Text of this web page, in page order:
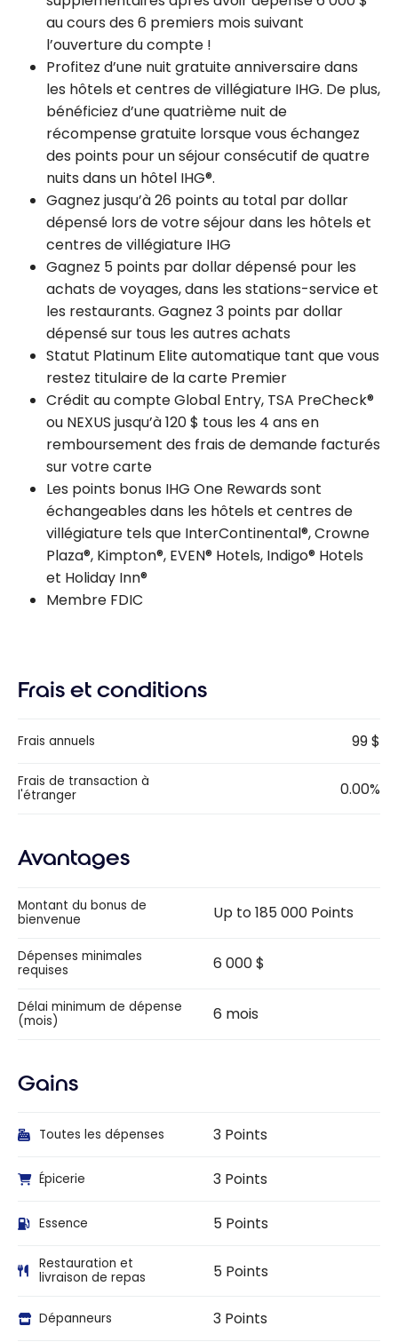
au cours des 6 premiers mois suivant
l’ouverture du compte !
Profitez d’une nuit gratuite anniversaire dans
les hôtels et centres de villégiature IHG. De plus,
bénéficiez d’une quatrième nuit de
récompense gratuite lorsque vous échangez
des points pour un séjour consécutif de quatre
nuits dans un hôtel IHG®.
Gagnez jusqu’à 26 points au total par dollar
dépensé lors de votre séjour dans les hôtels et
centres de villégiature IHG
Gagnez 5 points par dollar dépensé pour les
achats de voyages, dans les stations-service et
les restaurants. Gagnez 3 points par dollar
dépensé sur tous les autres achats
Statut Platinum Elite automatique tant que vous
restez titulaire de la carte Premier
Crédit au compte Global Entry, TSA PreCheck®
ou NEXUS jusqu’à 120 $ tous les 4 ans en
remboursement des frais de demande facturés
sur votre carte
Les points bonus IHG One Rewards sont
échangeables dans les hôtels et centres de
villégiature tels que InterContinental®, Crowne
Plaza®, Kimpton®, EVEN® Hotels, Indigo® Hotels
et Holiday Inn®
Membre FDIC
Frais et conditions
Frais annuels 99 $
Frais de transaction à
l'étranger
0.00%
Avantages
Montant du bonus de
bienvenue
Up to 185 000 Points
Dépenses minimales
requises
6 000 $
Délai minimum de dépense
(mois)
6 mois
Gains
Toutes les dépenses 3 Points
Épicerie 3 Points
Essence 5 Points
Restauration et
livraison de repas
5 Points
Dépanneurs 3 Points